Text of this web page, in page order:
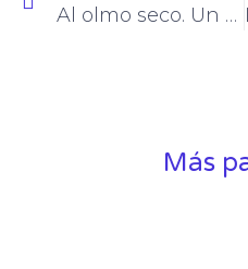
Al olmo seco. Un trasplantado.
Más